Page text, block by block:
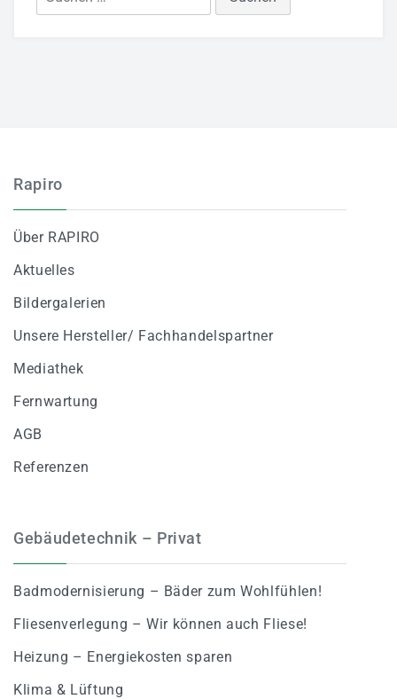
nach:
Rapiro
Über RAPIRO
Aktuelles
Bildergalerien
Unsere Hersteller/ Fachhandelspartner
Mediathek
Fernwartung
AGB
Referenzen
Gebäudetechnik – Privat
Badmodernisierung – Bäder zum Wohlfühlen!
Fliesenverlegung – Wir können auch Fliese!
Heizung – Energiekosten sparen
Klima & Lüftung